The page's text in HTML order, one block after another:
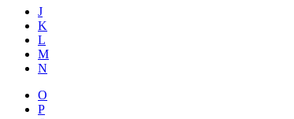
J
K
L
M
N
O
P